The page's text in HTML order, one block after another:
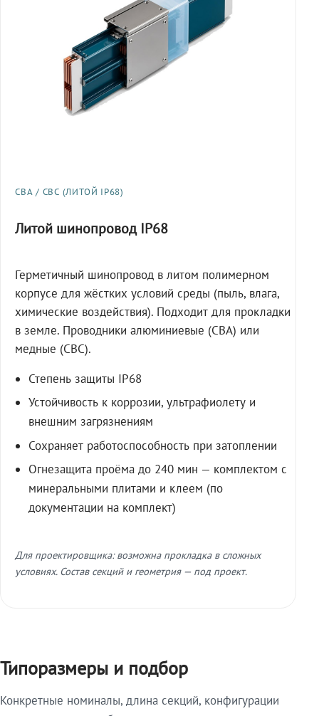
СВА / СВС (ЛИТОЙ IP68)
Литой шинопровод IP68
Герметичный шинопровод в литом полимерном
корпусе для жёстких условий среды (пыль, влага,
химические воздействия). Подходит для прокладки
в земле. Проводники алюминиевые (СВА) или
медные (СВС).
Степень защиты IP68
Устойчивость к коррозии, ультрафиолету и
внешним загрязнениям
Сохраняет работоспособность при затоплении
Огнезащита проёма до 240 мин — комплектом с
минеральными плитами и клеем (по
документации на комплект)
Для проектировщика: возможна прокладка в сложных
условиях. Состав секций и геометрия — под проект.
Типоразмеры и подбор
Конкретные номиналы, длина секций, конфигурации